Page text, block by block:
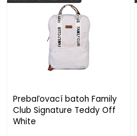
Prebaľovací batoh Family
Club Signature Teddy Off
White